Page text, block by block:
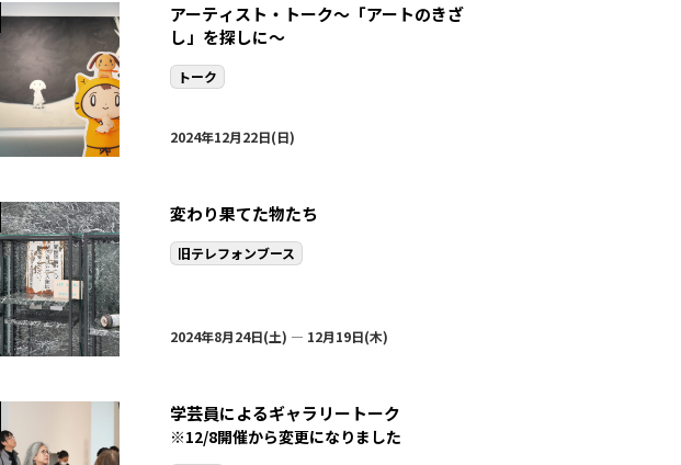
アーティスト・トーク〜「アートのきざ
し」を探しに〜
トーク
2024年12月22日(日)
変わり果てた物たち
旧テレフォンブース
2024年8月24日(土) — 12月19日(木)
学芸員によるギャラリートーク
※12/8開催から変更になりました